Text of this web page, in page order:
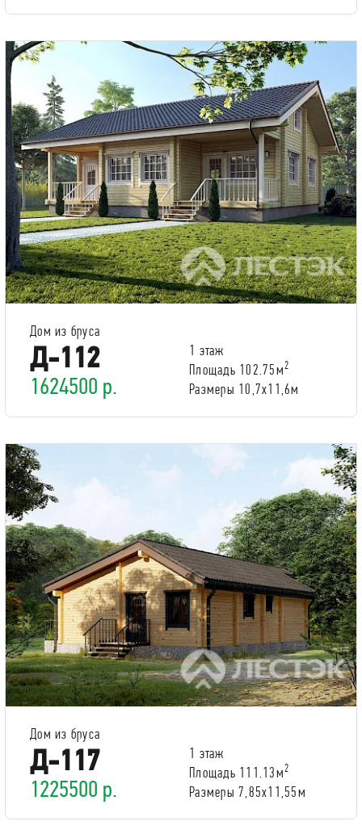
Дом из бруса
Д-112
1624500 р.
1 этаж
Площадь 102.75м2
Размеры 10,7x11,6м
Дом из бруса
Д-117
1225500 р.
1 этаж
Площадь 111.13м2
Размеры 7,85x11,55м